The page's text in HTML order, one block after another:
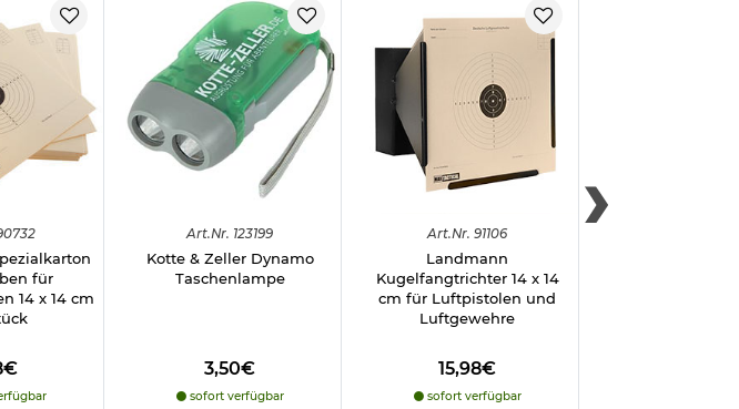
benötigt - siehe Zubehör.
nur versendet werden, wenn Sie uns einen
für genaue Infos anklicken)
für
14 x 14 cm
Art.Nr. 123199
Kotte & Zeller Dynamo
Taschenlampe
3,50€
sofort verfügbar
Art.Nr. 91106
Landmann
Kugelfangtrichter 14 x 14
cm für Luftpistolen und
Luftgewehre
15,98€
sofort verfügbar